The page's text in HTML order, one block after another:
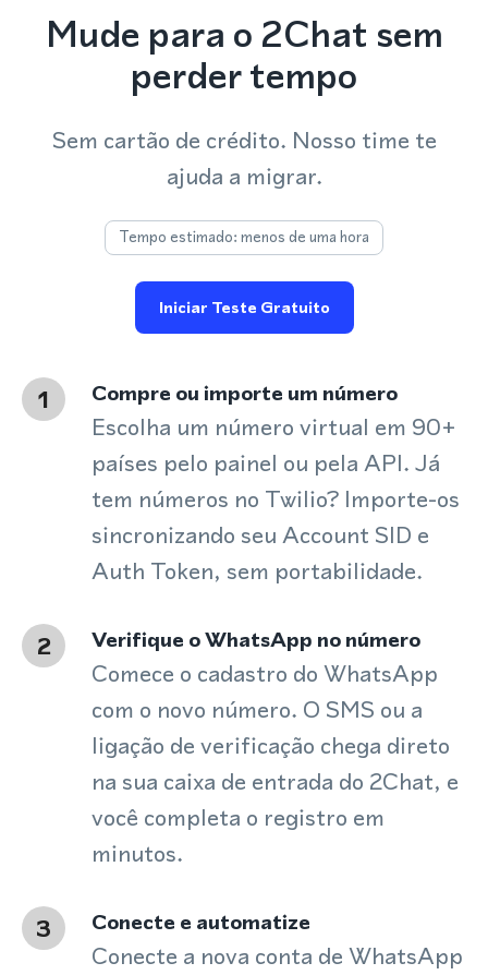
Mude para o 2Chat sem
perder tempo
Sem cartão de crédito. Nosso time te
ajuda a migrar.
Tempo estimado: menos de uma hora
Iniciar Teste Gratuito
1 Compre ou importe um número
Escolha um número virtual em 90+
países pelo painel ou pela API. Já
tem números no Twilio? Importe-os
sincronizando seu Account SID e
Auth Token, sem portabilidade.
2 Verifique o WhatsApp no número
Comece o cadastro do WhatsApp
com o novo número. O SMS ou a
ligação de verificação chega direto
na sua caixa de entrada do 2Chat, e
você completa o registro em
minutos.
3 Conecte e automatize
Conecte a nova conta de WhatsApp